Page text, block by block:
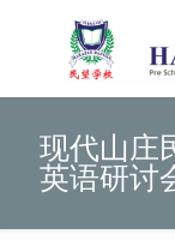
现代山庄
英语研讨